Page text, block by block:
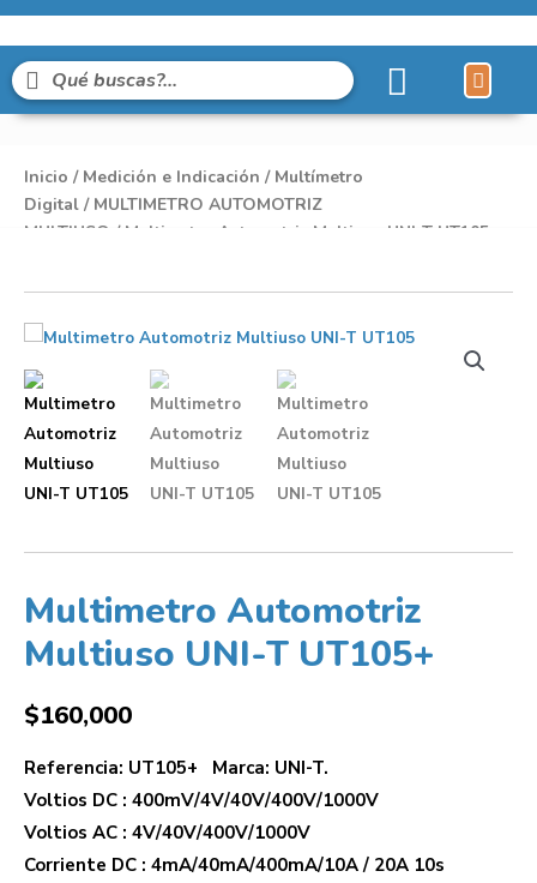
Inicio / Medición e Indicación / Multímetro
Digital / MULTIMETRO AUTOMOTRIZ
MULTIUSO / Multimetro Automotriz Multiuso UNI-T UT105+
Multimetro Automotriz
Multiuso UNI-T UT105+
$160,000
Referencia: UT105+ Marca: UNI-T.
Voltios DC : 400mV/4V/40V/400V/1000V
Voltios AC : 4V/40V/400V/1000V
Corriente DC : 4mA/40mA/400mA/10A / 20A 10s